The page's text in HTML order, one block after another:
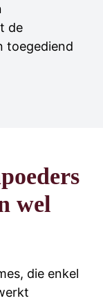
de
toegediend
wel
die enkel